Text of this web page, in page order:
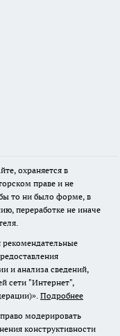
охраняется в
праве и не
то ни было форме, в
переработке не иначе
и анализа сведений,
сети "Интернет",
Подробнее
модерировать
конструктивности